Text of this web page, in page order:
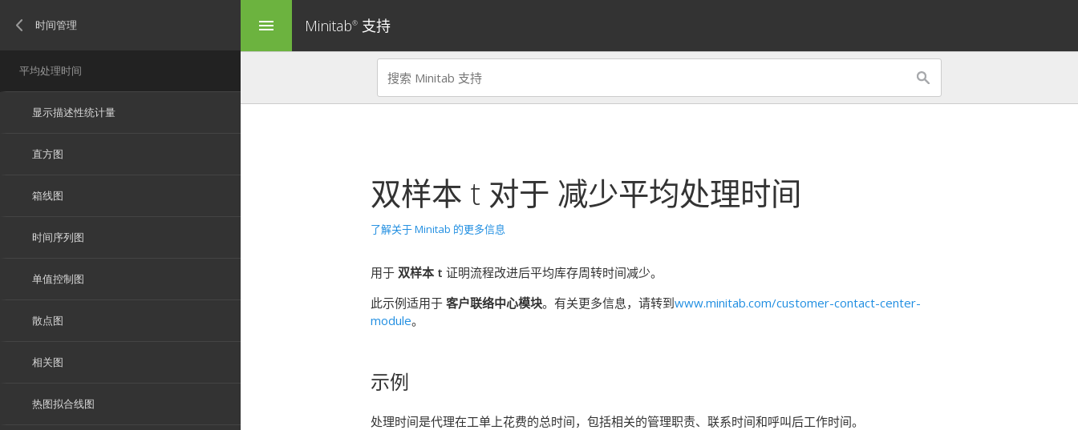
menu Minitab® 支持
双样本 t 对于 减少平均处理时间
了解关于 Minitab 的更多信息
用于 双样本 t 证明流程改进后平均库存周转时间减少。
此示例适用于 客户联络中心模块。有关更多信息，请转到www.minitab.com/customer-contact-center-
module。
示例
处理时间是代理在工单上花费的总时间，包括相关的管理职责、联系时间和呼叫后工作时间。